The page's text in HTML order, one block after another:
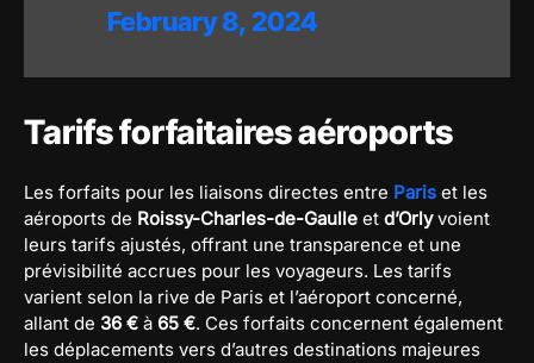
February 8, 2024
Tarifs forfaitaires aéroports
Les forfaits pour les liaisons directes entre Paris et les
aéroports de Roissy-Charles-de-Gaulle et d’Orlyvoient
leurs tarifs ajustés, offrant une transparence et une
prévisibilité accrues pour les voyageurs. Les tarifs
varient selon la rive de Paris et l’aéroport concerné,
allant de 36 € à 65 €. Ces forfaits concernent également
les déplacements vers d’autres destinations majeures